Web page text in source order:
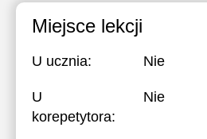
Miejsce lekcji
U ucznia: Nie
U
korepetytora:
Nie